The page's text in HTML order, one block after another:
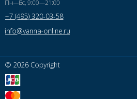
Пн—Вс, 9:00—21:00
+7 (495) 320-03-58
info@vanna-online.ru
© 2026 Copyright